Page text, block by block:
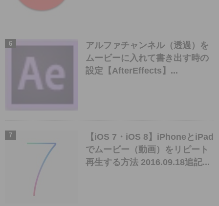
アルファチャンネル（透過）を
ムービーに入れて書き出す時の
設定【AfterEffects】...
【iOS 7・iOS 8】iPhoneとiPad
でムービー（動画）をリピート
再生する方法 2016.09.18追記...